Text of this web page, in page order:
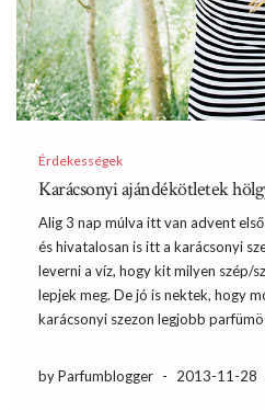
Érdekességek
Karácsonyi ajándékötletek
Alig 3 nap múlva itt van advent
és hivatalosan is itt a karácsonyi
leverni a víz, hogy kit milyen szép/
lepjek meg. De jó is nektek, hogy
karácsonyi szezon legjobb
by Parfumblogger - 2013-11-28